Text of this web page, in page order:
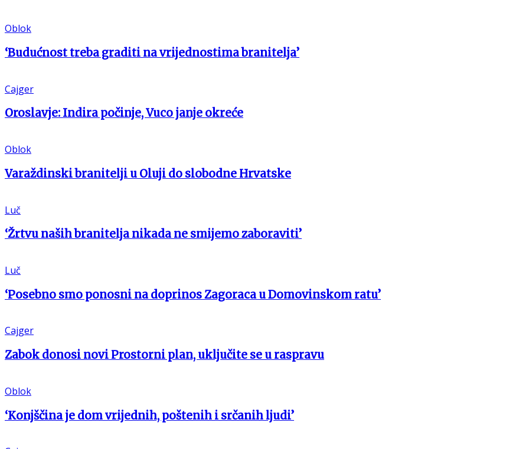
Oblok
‘Budućnost treba graditi na vrijednostima branitelja’
Cajger
Oroslavje: Indira počinje, Vuco janje okreće
Oblok
Varaždinski branitelji u Oluji do slobodne Hrvatske
Luč
‘Žrtvu naših branitelja nikada ne smijemo zaboraviti’
Luč
‘Posebno smo ponosni na doprinos Zagoraca u Domovinskom ratu’
Cajger
Zabok donosi novi Prostorni plan, uključite se u raspravu
Oblok
‘Konjščina je dom vrijednih, poštenih i srčanih ljudi’